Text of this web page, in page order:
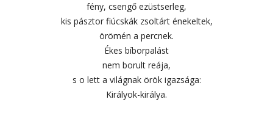
fény, csengő ezüstserleg,
kis pásztor fiúcskák zsoltárt énekeltek,
örömén a percnek.
Ékes bíborpalást
nem borult reája,
s o lett a világnak örök igazsága:
Királyok-királya.